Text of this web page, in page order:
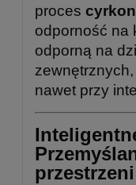
proces
odporność na
odporną na
nawet przy
przestrzeni